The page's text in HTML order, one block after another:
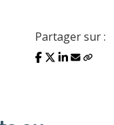
Partager sur :